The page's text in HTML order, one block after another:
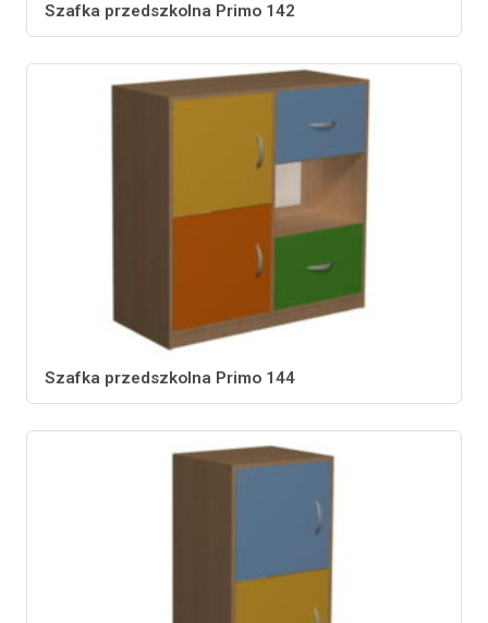
Szafka przedszkolna Primo 142
Szafka przedszkolna Primo 144